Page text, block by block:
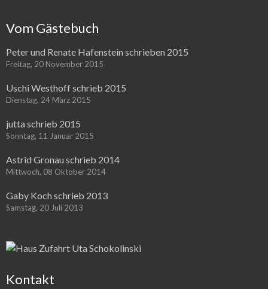
Vom Gästebuch
Peter und Renate Hafenstein schrieben 2015
Freitag, 20 November 2015
Uschi Westhoff schrieb 2015
Dienstag, 24 März 2015
jutta schrieb 2015
Sonntag, 11 Januar 2015
Astrid Gronau schrieb 2014
Mittwoch, 08 Oktober 2014
Gaby Koch schrieb 2013
Samstag, 20 Juli 2013
Kontakt